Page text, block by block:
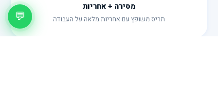
מסירה + אחריות
תריס משופץ עם אחריות מלאה על העבודה 💬